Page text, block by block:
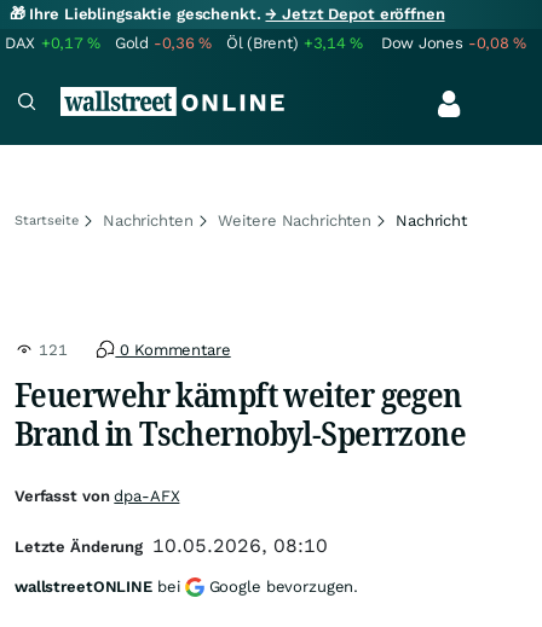
🎁 Ihre Lieblingsaktie geschenkt.→ Jetzt Depot eröffnen
DAX +0,17% Gold -0,36% Öl (Brent) +3,14% Dow Jones -0,08%
Startseite Nachrichten Weitere Nachrichten Nachricht
121 0 Kommentare
Feuerwehr kämpft weiter gegen
Brand in Tschernobyl-Sperrzone
Verfasst vondpa-AFX
Letzte Änderung 10.05.2026, 08:10
wallstreetONLINE bei Google bevorzugen.